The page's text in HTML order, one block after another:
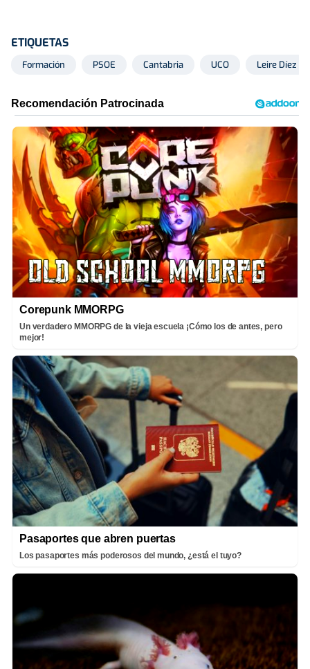
ETIQUETAS
Formación PSOE Cantabria UCO Leire Díez
Corepunk MMORPG
Un verdadero MMORPG de la vieja escuela ¡Cómo los de antes, pero
mejor!
Pasaportes que abren puertas
Los pasaportes más poderosos del mundo, ¿está el tuyo?